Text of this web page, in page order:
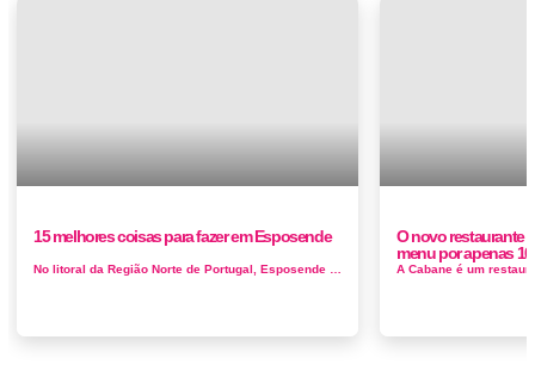
15 melhores coisas para fazer em Esposende
O novo restaurante
menu por apenas